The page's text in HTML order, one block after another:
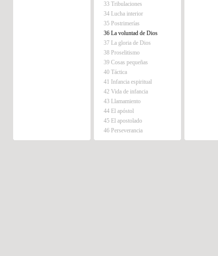
33 Tribulaciones
34 Lucha interior
35 Postrimerías
36 La voluntad de Dios
37 La gloria de Dios
38 Proselitismo
39 Cosas pequeñas
40 Táctica
41 Infancia espiritual
42 Vida de infancia
43 Llamamiento
44 El apóstol
45 El apostolado
46 Perseverancia